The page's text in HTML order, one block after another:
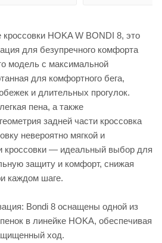
HOKA W BONDI 8, это
для безупречного комфорта
модель с максимальной
для комфортного бега,
и длительных прогулок.
пена, а также
задней части кроссовка
невероятно мягкой и
кроссовки — идеальный выбор для
защиту и комфорт, снижая
каждом шаге.
Bondi 8 оснащены одной из
в линейке HOKA, обеспечивая
ход.